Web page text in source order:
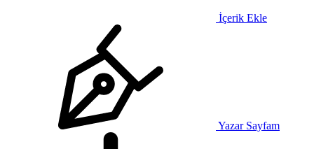
İçerik Ekle
Yazar Sayfam